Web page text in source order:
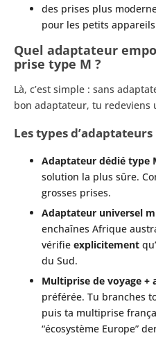
des prises plus
pour les petits
Quel adaptateur
prise type M ?
Là, c’est simple : sans
bon adaptateur, tu redeviens
Les types
Adaptateur dédié type
solution la plus sûre.
grosses prises.
Adaptateur universel
enchaînes Afrique
vérifie explicitement
du Sud.
Multiprise de voyage +
préférée. Tu branches
puis ta multiprise
“écosystème Europe”